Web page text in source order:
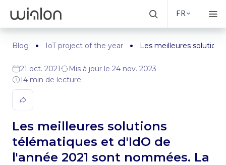
FR
Blog IoT project of the year Les meilleures
21 oct. 2021
Mis à jour le 24 nov. 2023
14 min de lecture
Les meilleures solutions
télématiques et d'IdO de
l'année 2021 sont nommées. La